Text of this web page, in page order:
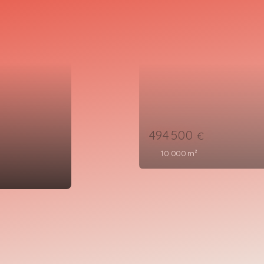
494 500€
10 000 m²